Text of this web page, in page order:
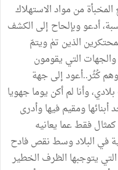
من مواد الاستهلاك
أدعو وبإلحاح إلى الكشف
الذين تمٰ ويتمّ
التي يقومون
وهم كُثُر..أعود إلى جهة
وأنا لم أكن يوما جهويا
أبنائها ومقيم فيها وأدرى
كمثال فقط عما يعانيه
في البلاد وسط نقص فادح
يتوجبها الظرف الخطير